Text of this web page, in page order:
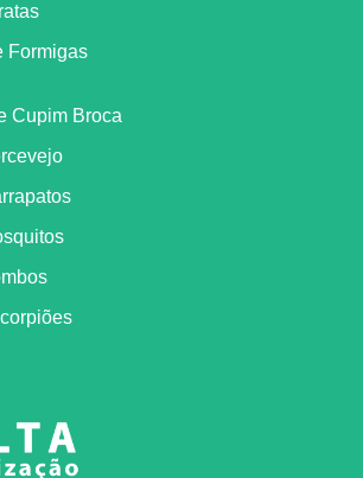
Formigas
Cupim Broca